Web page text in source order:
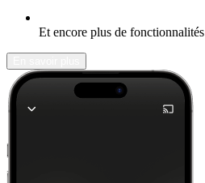
Et encore plus de fonctionnalités